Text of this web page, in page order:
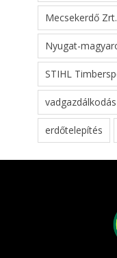
Mecsekerdő Zrt.
Nyugat-
STIHL
vadgazdálkodás
erdőtelepítés